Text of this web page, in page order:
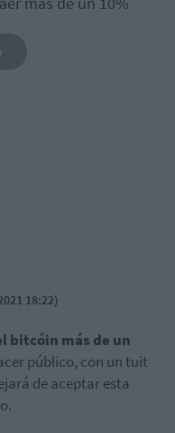
18:22)
bitcóin más de un
público, con un tuit
de aceptar esta